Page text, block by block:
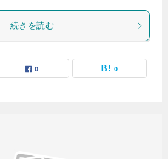
続きを読む
0 0